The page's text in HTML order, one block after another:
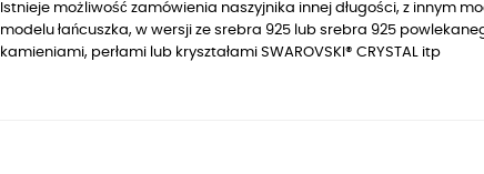
Istnieje możliwość zamówienia naszyjnika innej długości, z innym
modelu łańcuszka, w wersji ze srebra 925 lub srebra 925
kamieniami, perłami lub kryształami SWAROVSKI® CRYSTAL itp